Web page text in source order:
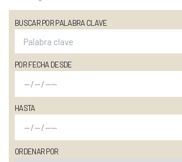
BUSCAR POR PALABRA CLAVE
POR FECHA DESDE
HASTA
ORDENAR POR